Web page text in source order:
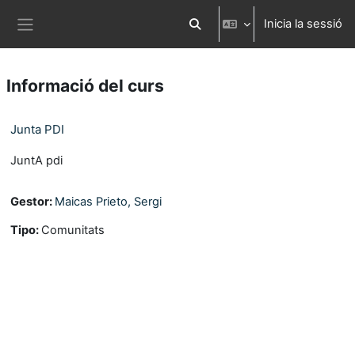
Commuta l'entrada de la cerca
Inicia la sessió
Informació del curs
Junta PDI
JuntA pdi
Gestor: Maicas Prieto, Sergi
Tipo: Comunitats